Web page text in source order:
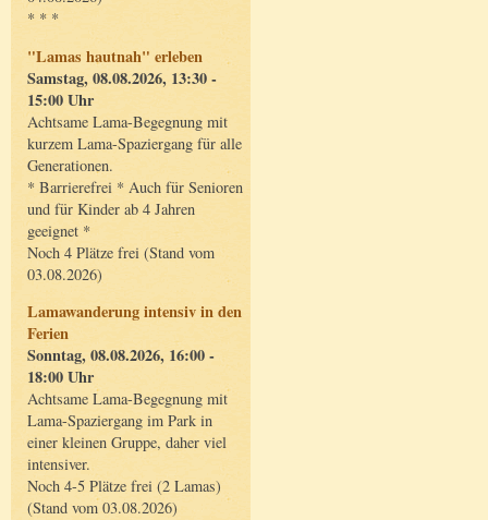
* * *
"Lamas hautnah" erleben
Samstag, 08.08.2026, 13:30 -
15:00 Uhr
Achtsame Lama-Begegnung mit
kurzem Lama-Spaziergang für alle
Generationen.
* Barrierefrei * Auch für Senioren
und für Kinder ab 4 Jahren
geeignet *
Noch 4 Plätze frei (Stand vom
03.08.2026)
Lamawanderung intensiv in den
Ferien
Sonntag, 08.08.2026, 16:00 -
18:00 Uhr
Achtsame Lama-Begegnung mit
Lama-Spaziergang im Park in
einer kleinen Gruppe, daher viel
intensiver.
Noch 4-5 Plätze frei (2 Lamas)
(Stand vom 03.08.2026)